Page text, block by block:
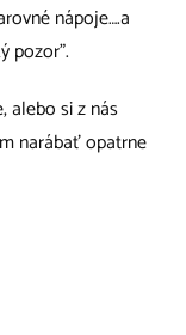
nápoje….a
pozor”.
alebo si z nás
narábať opatrne